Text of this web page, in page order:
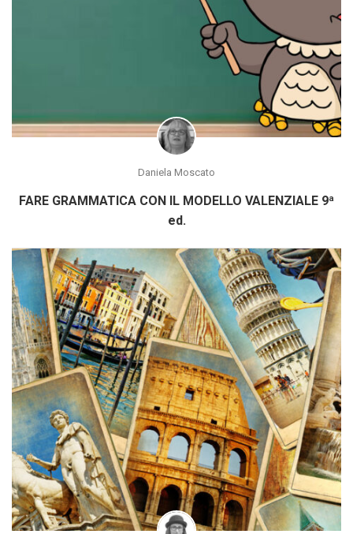
Daniela Moscato
FARE GRAMMATICA CON IL MODELLO VALENZIALE 9ª
ed.